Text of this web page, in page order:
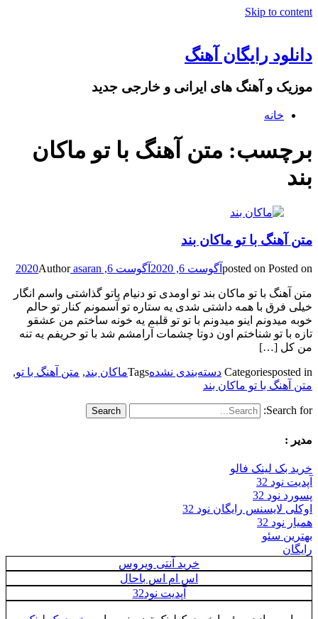
Skip to content
دانلود رایگان آهنگ
موزیک و آهنگ های ایرانی و خارجی جدید
خانه
برچسب: متن آهنگ با تو ماکان
بند
متن آهنگ با تو ماکان بند
posted on Posted on آگوست 6, 2020 آگوست 6, 2020 Authorasaran
متن آهنگ با تو ماکان بند تو اومدی تو دنیام پاتو گذاشتی واسم انگار
خیلی فرق با همه داشتی شدی یه ستاره تو آسمونم کنار تو حالم
خوبه میدونم اینو میدونم با تو تو قلبم یه خونه ساختم من عشقو
تازه با تو شناختم اون دوتا چشمات آرامشم شد با تو حریفم یه تنه
من کل […]
Categoriesposted in دسته‌بندی نشدهTagsماکان بند, متن آهنگ با تو,
متن آهنگ با تو ماکان بند
Search for:
مدیر :
خرید بک لینک فالو
آپدیت نود 32
پسورد نود 32
اوکلی لایسنس رایگان نود 32
همیار نود 32
بهترین سئو
رایگان
خرید آنتی ویروس
اس ام اس باحال
آپدیت نود32